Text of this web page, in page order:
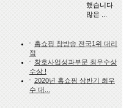
했습니다
많은 ...
홈쇼핑 창방송 전국1위 대리
점
창호사업성과부문 최우수상
수상 !
2020년 홈쇼핑 상반기 최우
수 대...